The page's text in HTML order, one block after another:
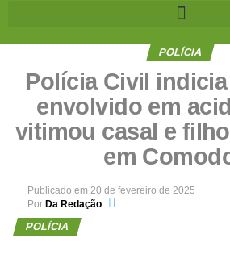
POLÍCIA
Polícia Civil
envolvido em
vitimou casal e
em
Publicado em 20 de fevereiro de 2025
Por Da Redação
POLÍCIA